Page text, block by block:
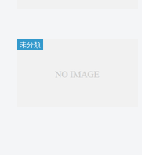
未分類